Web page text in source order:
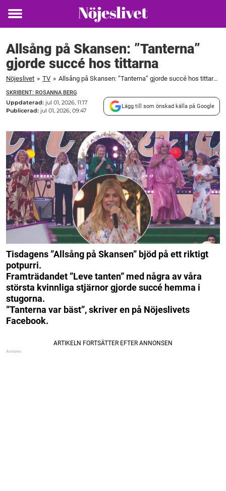
Toggle
Allsång på Skansen: ”Tanterna”
gjorde succé hos tittarna
Nöjeslivet » TV » Allsång på Skansen: ”Tanterna” gjorde succé hos tittarna
SKRIBENT: ROSANNA BERG
Uppdaterad: jul 01, 2026, 11:17
Publicerad: jul 01, 2026, 09:47
Lägg till som önskad källa på Google
Tisdagens ”Allsång på Skansen” bjöd på ett riktigt
potpurri.
Framträdandet ”Leve tanten” med några av våra
största kvinnliga stjärnor gjorde succé hemma i
stugorna.
”Tanterna var bäst”, skriver en på Nöjeslivets
Facebook.